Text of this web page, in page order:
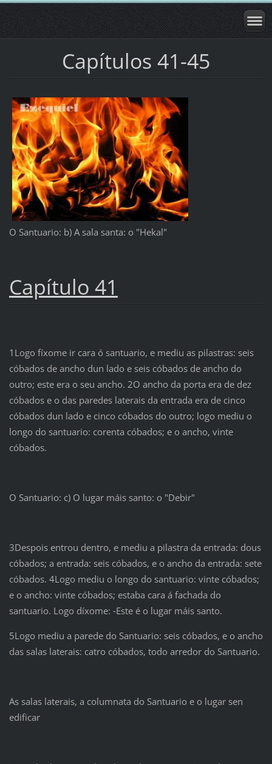
Capítulos 41-45
O Santuario: b) A sala santa: o "Hekal"
Capítulo 41
1Logo fíxome ir cara ó santuario, e mediu as pilastras: seis
cóbados de ancho dun lado e seis cóbados de ancho do
outro; este era o seu ancho. 2O ancho da porta era de dez
cóbados e o das paredes laterais da entrada era de cinco
cóbados dun lado e cinco cóbados do outro; logo mediu o
longo do santuario: corenta cóbados; e o ancho, vinte
cóbados.
O Santuario: c) O lugar máis santo: o "Debir"
3Despois entrou dentro, e mediu a pilastra da entrada: dous
cóbados; a entrada: seis cóbados, e o ancho da entrada: sete
cóbados. 4Logo mediu o longo do santuario: vinte cóbados;
e o ancho: vinte cóbados; estaba cara á fachada do
santuario. Logo díxome: ‑Este é o lugar máis santo.
5Logo mediu a parede do Santuario: seis cóbados, e o ancho
das salas laterais: catro cóbados, todo arredor do Santuario.
As salas laterais, a columnata do Santuario e o lugar sen
edificar